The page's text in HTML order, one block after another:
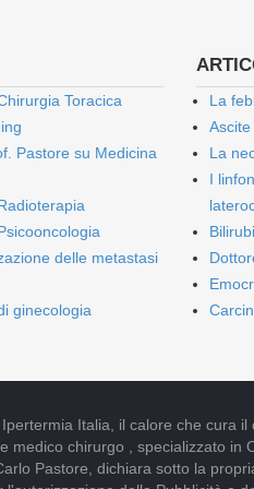
Toracica
Pastore su Medicina
delle metastasi
ginecologia
La
La
I
Italia, il calore che cura il
medico chirurgo , specializzato
Pastore, dichiara sotto la